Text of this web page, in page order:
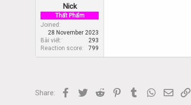
Nick
Thất Phẩm
Joined
28 November 2023
Bài viết
293
Reaction score
799
Share: Facebook
Twitter Reddit PinterestTumblr WhatsApp
Email